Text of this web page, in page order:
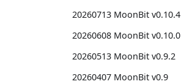
20260713 MoonBit v0.10.4
20260608 MoonBit v0.10.0
20260513 MoonBit v0.9.2
20260407 MoonBit v0.9